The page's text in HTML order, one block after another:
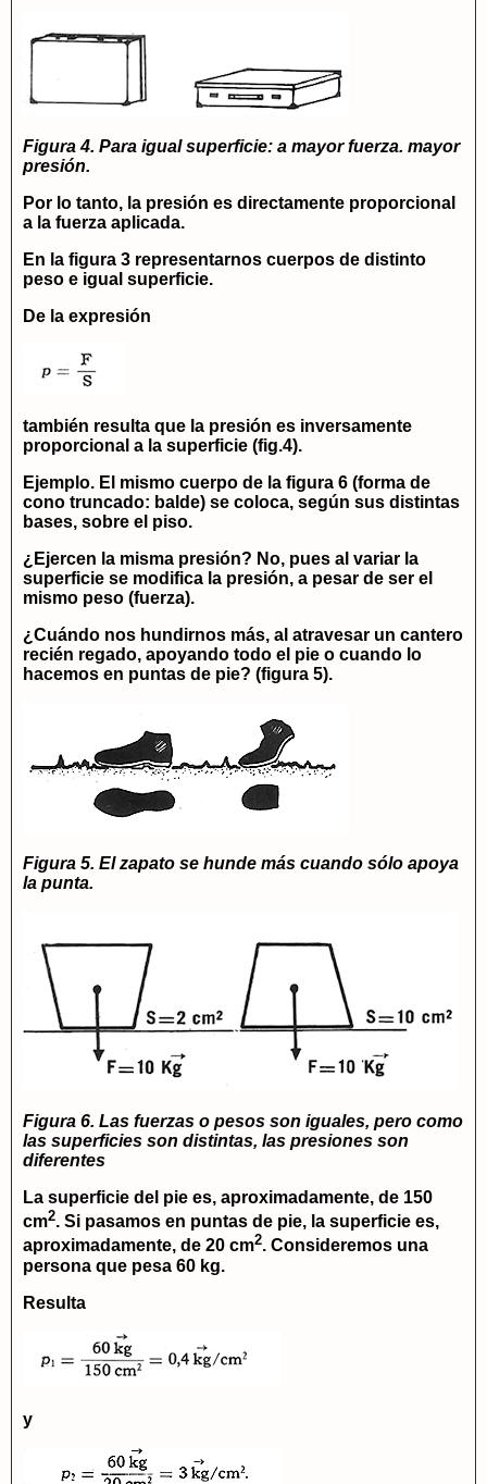
Figura 4. Para igual superficie: a mayor fuerza. mayor
presión.
Por lo tanto, la presión es directamente proporcional
a la fuerza aplicada.
En la figura 3 representarnos cuerpos de distinto
peso e igual superficie.
De la expresión
también resulta que la presión es inversamente
proporcional a la superficie (fig.4).
Ejemplo. El mismo cuerpo de la figura 6 (forma de
cono truncado: balde) se coloca, según sus distintas
bases, sobre el piso.
¿Ejercen la misma presión? No, pues al variar la
superficie se modifica la presión, a pesar de ser el
mismo peso (fuerza).
¿Cuándo nos hundirnos más, al atravesar un cantero
recién regado, apoyando todo el pie o cuando lo
hacemos en puntas de pie? (figura 5).
Figura 5. El zapato se hunde más cuando sólo apoya
la punta.
Figura 6. Las fuerzas o pesos son iguales, pero como
las superficies son distintas, las presiones son
diferentes
La superficie del pie es, aproximadamente, de 150
cm2. Si pasamos en puntas de pie, la superficie es,
aproximadamente, de 20 cm2. Consideremos una
persona que pesa 60 kg.
Resulta
y